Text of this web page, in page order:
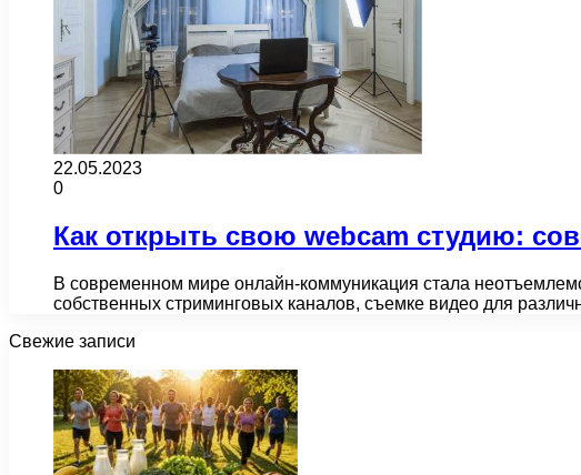
22.05.2023
0
Как открыть свою webcam студию:
В современном мире онлайн-коммуникация стала
собственных стриминговых каналов, съемке видео для
Свежие записи